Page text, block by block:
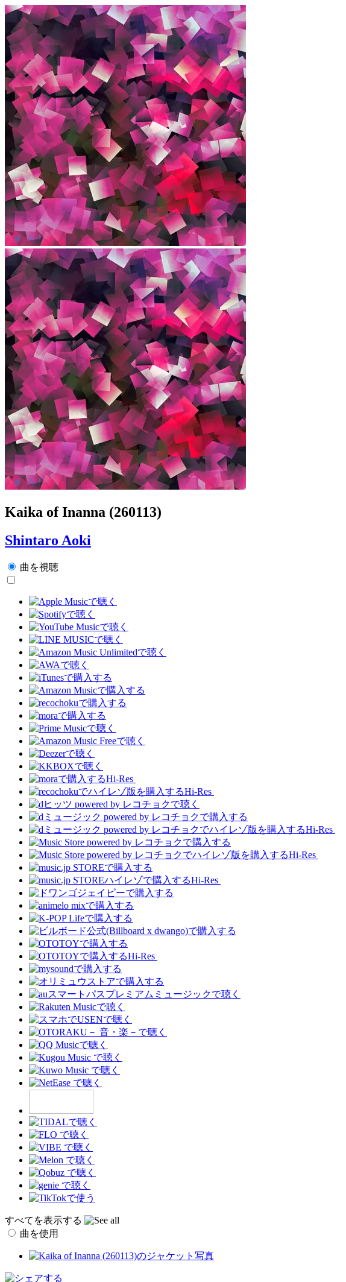
Kaika of Inanna (260113)
Shintaro Aoki
曲を視聴
Hi-Res
Hi-Res
Hi-Res
Hi-Res
Hi-Res
Hi-Res
すべてを表示する
曲を使用